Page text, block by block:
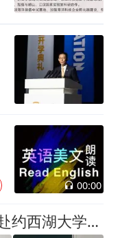
00:00
敢于不同！10名齐鲁少年赴约西湖大学！他们是谁？为何而选？